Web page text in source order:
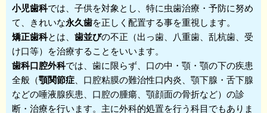
小児歯科では、子供を対象とし、特に虫歯治療・予防に努め
て、きれいな永久歯を正しく配置する事を重視します。
矯正歯科とは、 歯並びの不正（出っ歯、八重歯、乱杭歯、受
け口等）を治療することをいいます。
歯科口腔外科では、歯に限らず、口の中・顎・顎の下の疾患
全般（顎関節症 、口腔粘膜の難治性口内炎、顎下腺・舌下腺
などの唾液腺疾患、口腔の腫瘍、顎顔面の骨折など）の診
断・治療を行います。主に外科的処置を行う科目でもありま